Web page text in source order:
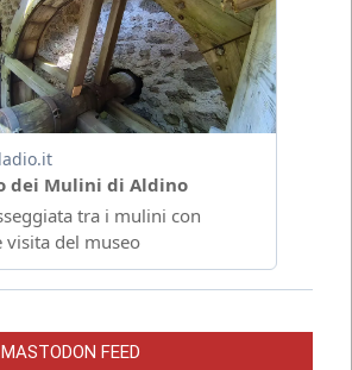
MASTODON FEED